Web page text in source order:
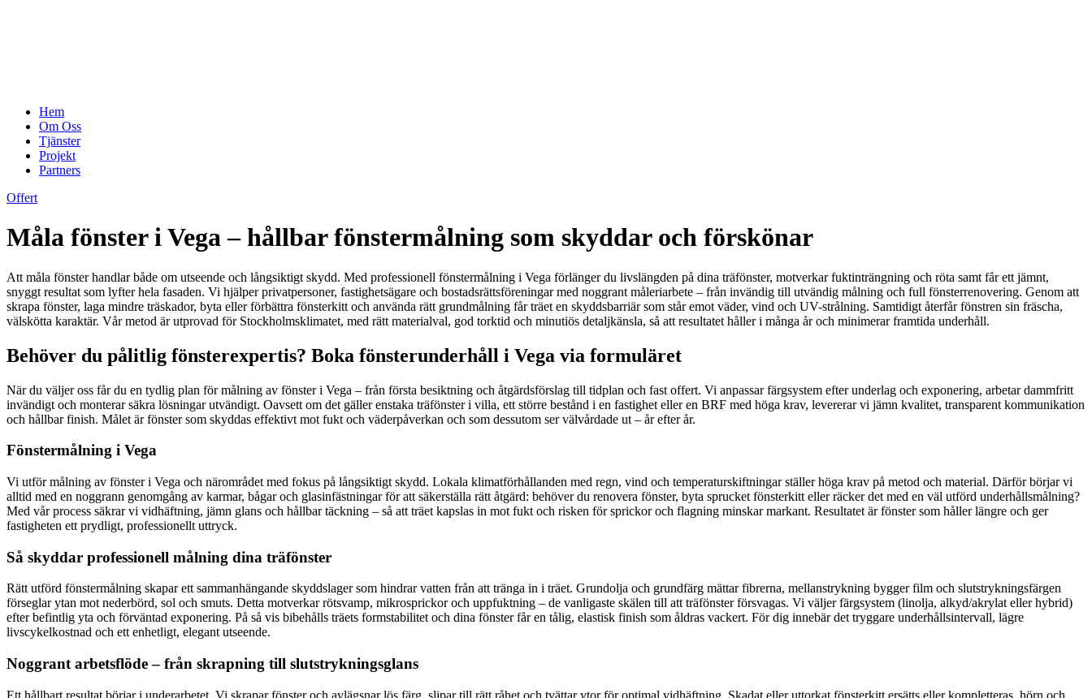
Hem
Om Oss
Tjänster
Projekt
Partners
Offert
Måla fönster i Vega – hållbar fönstermålning som skyddar och förskönar
Att måla fönster handlar både om utseende och långsiktigt skydd. Med professionell fönstermålning i Vega förlänger du livslängden på dina träfönster, motverkar fuktinträngning och röta samt får ett jämnt,
snyggt resultat som lyfter hela fasaden. Vi hjälper privatpersoner, fastighetsägare och bostadsrättsföreningar med noggrant måleriarbete – från invändig till utvändig målning och full fönsterrenovering. Genom att
skrapa fönster, laga mindre träskador, byta eller förbättra fönsterkitt och använda rätt grundmålning får träet en skyddsbarriär som står emot väder, vind och UV-strålning. Samtidigt återfår fönstren sin fräscha,
välskötta karaktär. Vår metod är utprovad för Stockholmsklimatet, med rätt materialval, god torktid och minutiös detaljkänsla, så att resultatet håller i många år och minimerar framtida underhåll.
Behöver du pålitlig fönsterexpertis? Boka fönsterunderhåll i Vega via formuläret
När du väljer oss får du en tydlig plan för målning av fönster i Vega – från första besiktning och åtgärdsförslag till tidplan och fast offert. Vi anpassar färgsystem efter underlag och exponering, arbetar dammfritt
invändigt och monterar säkra lösningar utvändigt. Oavsett om det gäller enstaka träfönster i villa, ett större bestånd i en fastighet eller en BRF med höga krav, levererar vi jämn kvalitet, transparent kommunikation
och hållbar finish. Målet är fönster som skyddas effektivt mot fukt och väderpåverkan och som dessutom ser välvårdade ut – år efter år.
Fönstermålning i Vega
Vi utför målning av fönster i Vega och närområdet med fokus på långsiktigt skydd. Lokala klimatförhållanden med regn, vind och temperaturskiftningar ställer höga krav på metod och material. Därför börjar vi
alltid med en noggrann genomgång av karmar, bågar och glasinfästningar för att säkerställa rätt åtgärd: behöver du renovera fönster, byta sprucket fönsterkitt eller räcker det med en väl utförd underhållsmålning?
Med vår process säkrar vi vidhäftning, jämn glans och hållbar täckning – så att träet kapslas in mot fukt och risken för sprickor och flagning minskar markant. Resultatet är fönster som håller längre och ger
fastigheten ett prydligt, professionellt uttryck.
Så skyddar professionell målning dina träfönster
Rätt utförd fönstermålning skapar ett sammanhängande skyddslager som hindrar vatten från att tränga in i träet. Grundolja och grundfärg mättar fibrerna, mellanstrykning bygger film och slutstrykningsfärgen
förseglar ytan mot nederbörd, sol och smuts. Detta motverkar rötsvamp, mikrosprickor och uppfuktning – de vanligaste skälen till att träfönster försvagas. Vi väljer färgsystem (linolja, alkyd/akrylat eller hybrid)
efter befintlig yta och förväntad exponering. På så vis bibehålls träets formstabilitet och dina fönster får en tålig, elastisk finish som åldras vackert. För dig innebär det tryggare underhållsintervall, lägre
livscykelkostnad och ett enhetligt, elegant utseende.
Noggrant arbetsflöde – från skrapning till slutstrykningsglans
Ett hållbart resultat börjar i underarbetet. Vi skrapar fönster och avlägsnar lös färg, slipar till rätt råhet och tvättar ytor för optimal vidhäftning. Skadat eller uttorkat fönsterkitt ersätts eller kompletteras, hörn och